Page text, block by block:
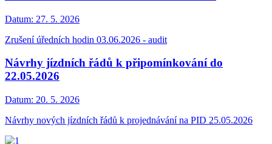
Datum: 27. 5. 2026
Zrušení úředních hodin 03.06.2026 - audit
Návrhy jízdních řádů k připomínkování do
22.05.2026
Datum: 20. 5. 2026
Návrhy nových jízdních řádů k projednávání na PID 25.05.2026